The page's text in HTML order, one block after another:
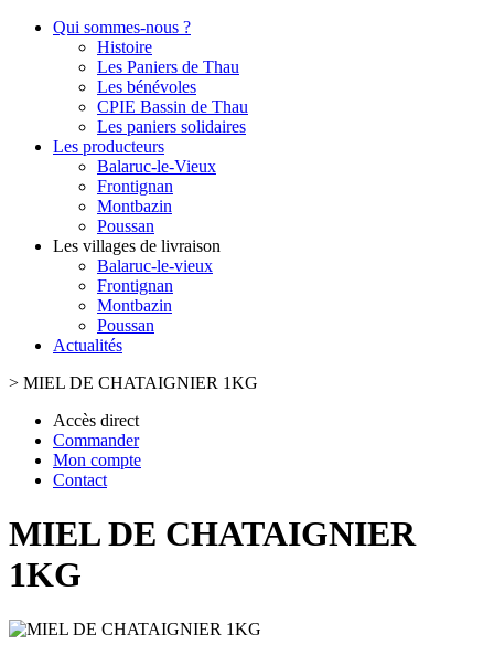
Qui sommes-nous ?
Histoire
Les Paniers de Thau
Les bénévoles
CPIE Bassin de Thau
Les paniers solidaires
Les producteurs
Balaruc-le-Vieux
Frontignan
Montbazin
Poussan
Les villages de livraison
Balaruc-le-vieux
Frontignan
Montbazin
Poussan
Actualités
> MIEL DE CHATAIGNIER 1KG
Accès direct
Commander
Mon compte
Contact
MIEL DE CHATAIGNIER
1KG